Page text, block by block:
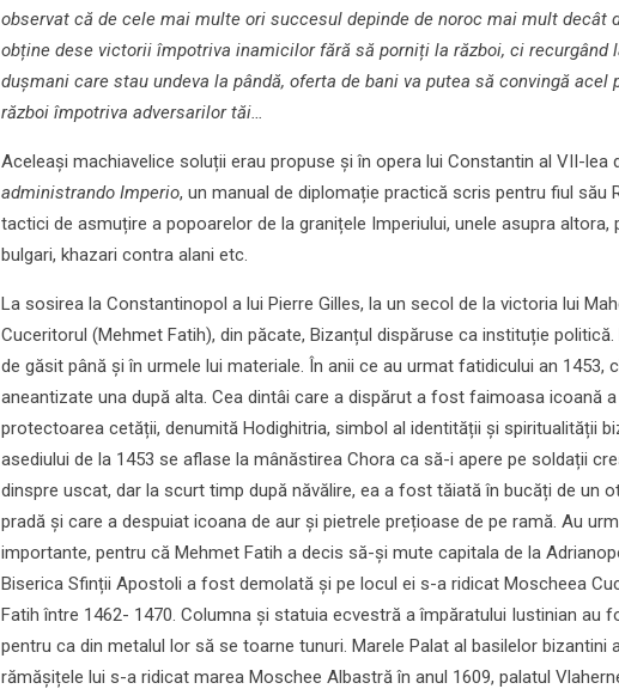
observat că de cele mai multe ori succesul depinde de noroc mai mult decât
obține dese victorii împotriva inamicilor fără să porniți la război, ci recurgând
dușmani care stau undeva la pândă, oferta de bani va putea să convingă acel
război împotriva adversarilor tăi…
Aceleași machiavelice soluții erau propuse și în opera lui Constantin al VII-lea
administrando Imperio, un manual de diplomație practică scris pentru fiul său
tactici de asmuțire a popoarelor de la granițele Imperiului, unele asupra altora,
bulgari, khazari contra alani etc.
La sosirea la Constantinopol a lui Pierre Gilles, la un secol de la victoria lui
Cuceritorul (Mehmet Fatih), din păcate, Bizanțul dispăruse ca instituție
de găsit până și în urmele lui materiale. În anii ce au urmat fatidicului an 1453,
aneantizate una după alta. Cea dintâi care a dispărut a fost faimoasa icoană a
protectoarea cetății, denumită Hodighitria, simbol al identității și spiritualității
asediului de la 1453 se aflase la mânăstirea Chora ca să-i apere pe soldații
dinspre uscat, dar la scurt timp după năvălire, ea a fost tăiată în bucăți de un
pradă și care a despuiat icoana de aur și pietrele prețioase de pe ramă. Au
importante, pentru că Mehmet Fatih a decis să-și mute capitala de la
Biserica Sfinții Apostoli a fost demolată și pe locul ei s-a ridicat Moscheea
Fatih între 1462- 1470. Columna și statuia ecvestră a împăratului Iustinian au
pentru ca din metalul lor să se toarne tunuri. Marele Palat al basilelor bizantini
rămășițele lui s-a ridicat marea Moschee Albastră în anul 1609, palatul